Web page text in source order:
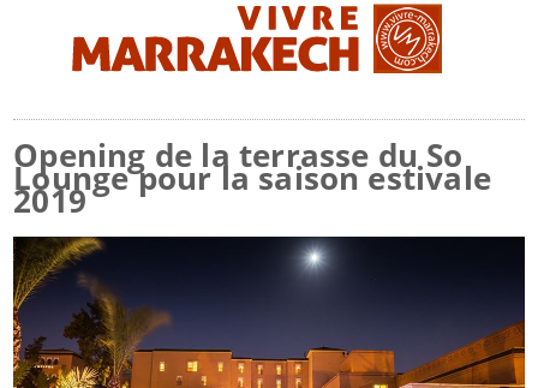
Opening de la terrasse du So
Lounge pour la saison estivale
2019